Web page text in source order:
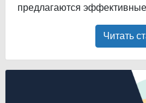
предлагаются
Читать